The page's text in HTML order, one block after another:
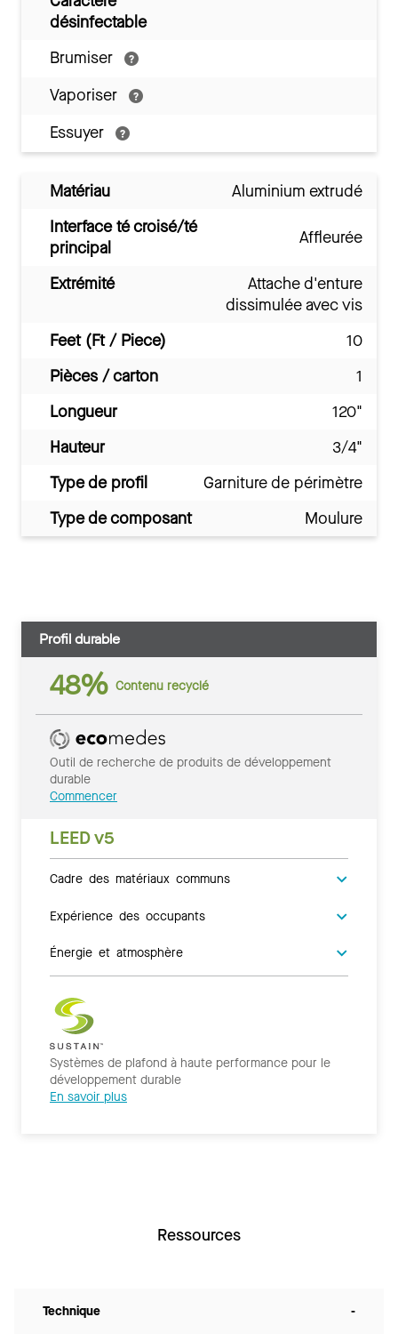
désinfectable
Brumiser
Vaporiser
Essuyer
Matériau
Aluminium extrudé
Interface té croisé/té
principal
Affleurée
Extrémité
Attache d'enture
dissimulée avec vis
Feet (Ft / Piece)
10
Pièces / carton
1
Longueur
120"
Hauteur
3/4"
Type de profil
Garniture de périmètre
Type de composant
Moulure
Profil durable
48% Contenu recyclé
Outil de recherche de produits de développement
durable
Commencer
LEED v5
Cadre des matériaux communs
Expérience des occupants
Énergie et atmosphère
Systèmes de plafond à haute performance pour le
développement durable
En savoir plus
Ressources
Technique -